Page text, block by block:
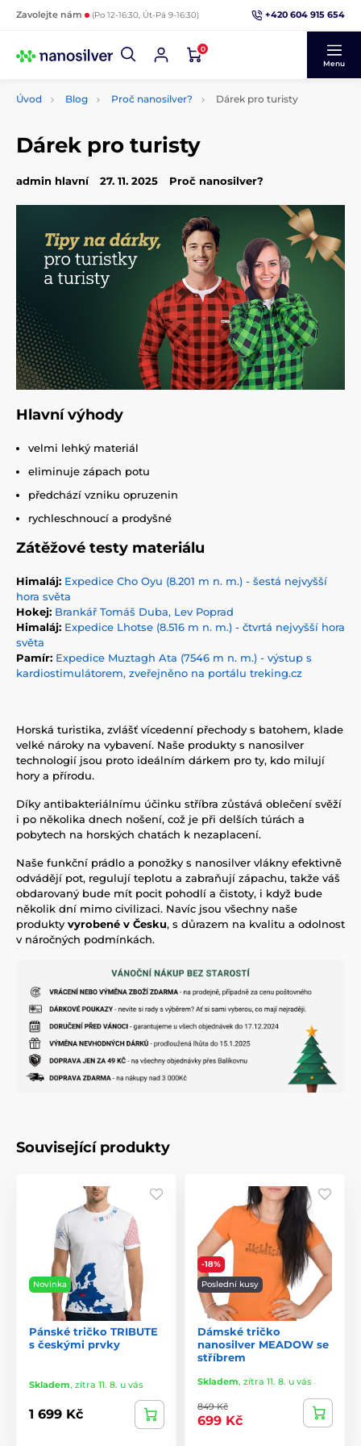
Zavolejte nám (Po 12-16:30, Út-Pá 9-16:30) +420 604 915 654
0
Menu
Úvod Blog Proč nanosilver? Dárek pro turisty
Dárek pro turisty
admin hlavní 27. 11. 2025 Proč nanosilver?
Hlavní výhody
velmi lehký materiál
eliminuje zápach potu
předchází vzniku opruzenin
rychleschnoucí a prodyšné
Zátěžové testy materiálu
Himaláj: Expedice Cho Oyu (8.201 m n. m.) - šestá nejvyšší
hora světa
Hokej: Brankář Tomáš Duba, Lev Poprad
Himaláj: Expedice Lhotse (8.516 m n. m.) - čtvrtá nejvyšší hora
světa
Pamír: Expedice Muztagh Ata (7546 m n. m.) - výstup s
kardiostimulátorem, zveřejněno na portálu treking.cz
Horská turistika, zvlášť vícedenní přechody s batohem, klade
velké nároky na vybavení. Naše produkty s nanosilver
technologií jsou proto ideálním dárkem pro ty, kdo milují
hory a přírodu.
Díky antibakteriálnímu účinku stříbra zůstává oblečení svěží
i po několika dnech nošení, což je při delších túrách a
pobytech na horských chatách k nezaplacení.
Naše funkční prádlo a ponožky s nanosilver vlákny efektivně
odvádějí pot, regulují teplotu a zabraňují zápachu, takže váš
obdarovaný bude mít pocit pohodlí a čistoty, i když bude
několik dní mimo civilizaci. Navíc jsou všechny naše
produkty vyrobené v Česku, s důrazem na kvalitu a odolnost
v náročných podmínkách.
Související produkty
Novinka
Pánské tričko TRIBUTE
s českými prvky
Skladem, zítra 11. 8. u vás
1 699 Kč
-18%
Poslední kusy
Dámské tričko
nanosilver MEADOW se
stříbrem
Skladem, zítra 11. 8. u vás
849 Kč
699 Kč